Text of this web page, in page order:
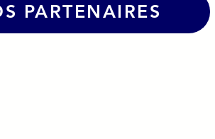
PARTENAIRES